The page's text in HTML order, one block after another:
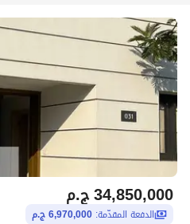
ج.م34,850,000
الدفعة المقدّمة: 6,970,000 ج.م